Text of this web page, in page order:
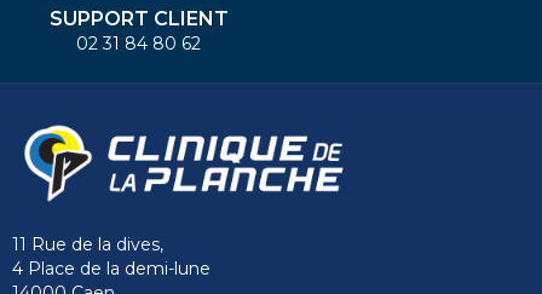
SUPPORT CLIENT
02 31 84 80 62
11 Rue de la dives,
4 Place de la demi-lune